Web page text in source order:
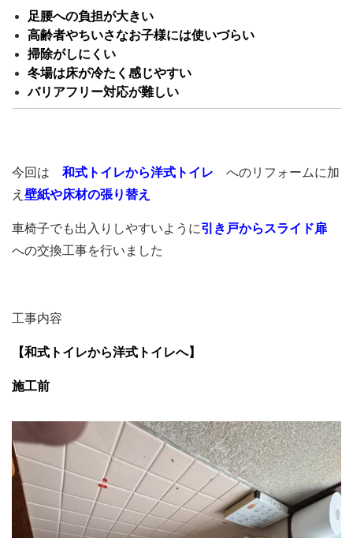
足腰への負担が大きい
高齢者やちいさなお子様には使いづらい
掃除がしにくい
冬場は床が冷たく感じやすい
バリアフリー対応が難しい
今回は 和式トイレから洋式トイレ へのリフォームに加
え 壁紙や床材の張り替え
車椅子でも出入りしやすいように引き戸からスライド扉
への交換工事を行いました
工事内容
【和式トイレから洋式トイレへ】
施工前